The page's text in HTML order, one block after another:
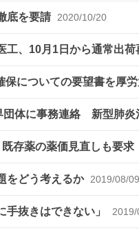
底を要請 2020/10/20
、10月1日から通常出荷
についての要望書を厚
団体に事務連絡 新型肺炎
存薬の薬価見直しも要求
をどう考えるか 2019/08/09
抜きはできない」